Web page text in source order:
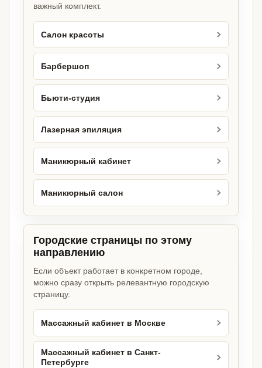
важный комплект.
Салон красоты
Барбершоп
Бьюти-студия
Лазерная эпиляция
Маникюрный кабинет
Маникюрный салон
Городские страницы по этому
направлению
Если объект работает в конкретном городе,
можно сразу открыть релевантную городскую
страницу.
Массажный кабинет в Москве
Массажный кабинет в Санкт-
Петербурге